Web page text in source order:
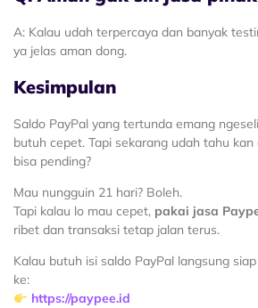
A: Kalau udah terpercaya dan banyak
ya jelas aman dong.
Kesimpulan
Saldo PayPal yang tertunda emang
butuh cepet. Tapi sekarang udah tahu
bisa pending?
Mau nungguin 21 hari? Boleh.
Tapi kalau lo mau cepet, pakai jasa
ribet dan transaksi tetap jalan terus.
Kalau butuh isi saldo PayPal langsung
ke:
https://paypee.id